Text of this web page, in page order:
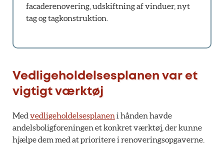
facaderenovering, udskiftning af vinduer, nyt
tag og tagkonstruktion.
Vedligeholdelsesplanen var et
vigtigt værktøj
Med vedligeholdelsesplanen i hånden havde
andelsboligforeningen et konkret værktøj, der kunne
hjælpe dem med at prioritere i renoveringsopgaverne.